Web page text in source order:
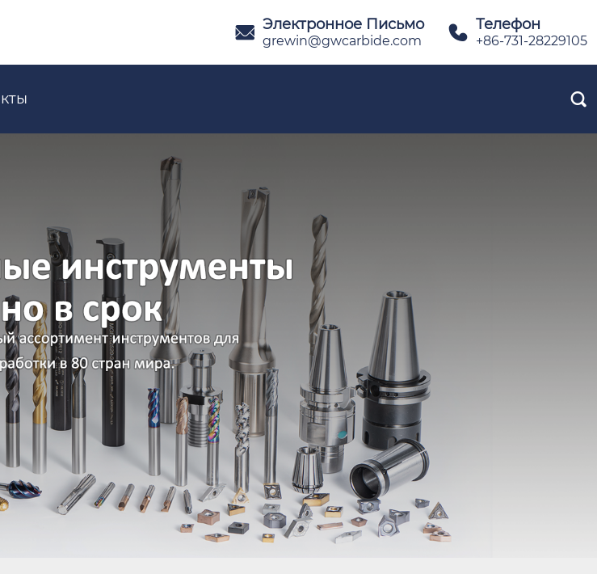
 Электронное Письмо
grewin@gwcarbide.com  Телефон
+86-731-28229105
